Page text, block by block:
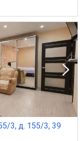
3, д. 155/3, 39